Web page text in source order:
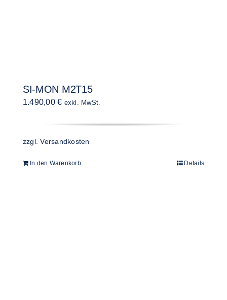
SI-MON M2T15
1.490,00€ exkl. MwSt.
zzgl.Versandkosten
In den Warenkorb Details